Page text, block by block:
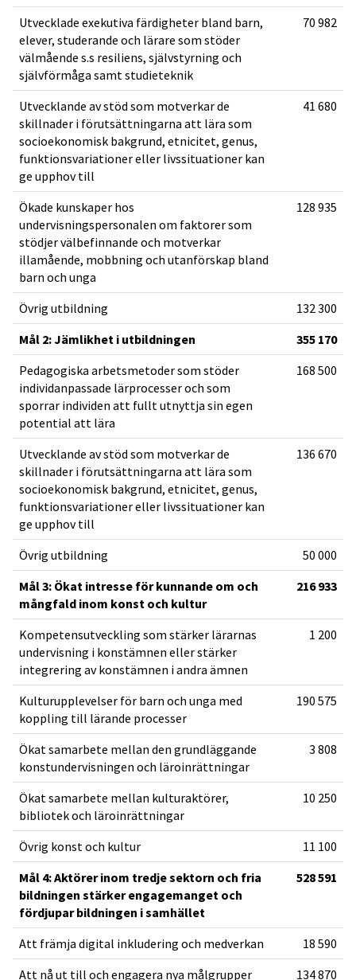
Utvecklade exekutiva färdigheter bland barn,
elever, studerande och lärare som stöder
välmående s.s resiliens, självstyrning och
självförmåga samt studieteknik
70 982
Utvecklande av stöd som motverkar de
skillnader i förutsättningarna att lära som
socioekonomisk bakgrund, etnicitet, genus,
funktionsvariationer eller livssituationer kan
ge upphov till
41 680
Ökade kunskaper hos
undervisningspersonalen om faktorer som
stödjer välbefinnande och motverkar
illamående, mobbning och utanförskap bland
barn och unga
128 935
Övrig utbildning
132 300
Mål 2: Jämlikhet i utbildningen
355 170
Pedagogiska arbetsmetoder som stöder
individanpassade lärprocesser och som
sporrar individen att fullt utnyttja sin egen
potential att lära
168 500
Utvecklande av stöd som motverkar de
skillnader i förutsättningarna att lära som
socioekonomisk bakgrund, etnicitet, genus,
funktionsvariationer eller livssituationer kan
ge upphov till
136 670
Övrig utbildning
50 000
Mål 3: Ökat intresse för kunnande om och
mångfald inom konst och kultur
216 933
Kompetensutveckling som stärker lärarnas
undervisning i konstämnen eller stärker
integrering av konstämnen i andra ämnen
1 200
Kulturupplevelser för barn och unga med
koppling till lärande processer
190 575
Ökat samarbete mellan den grundläggande
konstundervisningen och läroinrättningar
3 808
Ökat samarbete mellan kulturaktörer,
bibliotek och läroinrättningar
10 250
Övrig konst och kultur
11 100
Mål 4: Aktörer inom tredje sektorn och fria
bildningen stärker engagemanget och
fördjupar bildningen i samhället
528 591
Att främja digital inkludering och medverkan
18 590
Att nå ut till och engagera nya målgrupper
134 870